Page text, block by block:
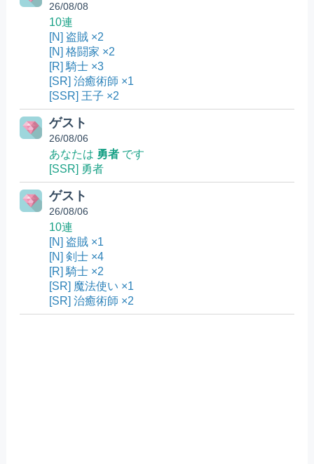
26/08/08
10連
[N] 盗賊 ×2
[N] 格闘家 ×2
[R] 騎士 ×3
[SR] 治癒術師 ×1
[SSR] 王子 ×2
ゲスト
26/08/06
あなたは 勇者です
[SSR] 勇者
ゲスト
26/08/06
10連
[N] 盗賊 ×1
[N] 剣士 ×4
[R] 騎士 ×2
[SR] 魔法使い ×1
[SR] 治癒術師 ×2